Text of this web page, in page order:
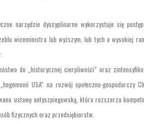
narzędzie dyscyplinarne wykorzystuje się
wiceministra lub wyższym, lub tych o wysokiej
do „historycznej cierpliwości” oraz
USA” na rozwój społeczno-gospodarczy
ustawę antyszpiegowską, która rozszerza
fizycznych oraz przedsiębiorstw.